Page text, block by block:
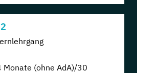
Monate (ohne AdA)/30